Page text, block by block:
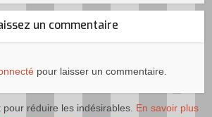
un commentaire
pour laisser un commentaire.
pour réduire les indésirables. En savoir plus